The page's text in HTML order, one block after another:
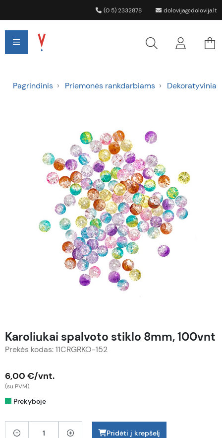
(0 5) 2332878 dolovija@dolovija.lt
Pagrindinis Priemonės rankdarbiams Dekoratyviniai
Karoliukai spalvoto stiklo 8mm, 100vnt
Prekės kodas: 11CRGRKO-152
6,00 €/vnt.
(su PVM)
Prekyboje
Pridėti į krepšelį